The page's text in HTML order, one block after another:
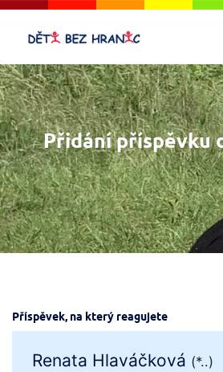
Přidání příspěvku
Příspěvek, na který reagujete
Renata Hlaváčková (*..)